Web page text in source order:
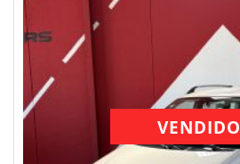
VENDIDO